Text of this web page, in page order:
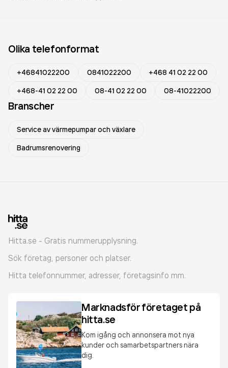
Olika telefonformat
+46841022200 0841022200
+468 41 02 22 00
+468-41 02 22 00
08-41 02 22 00 08-41022200
Branscher
Service av värmepumpar och växlare
Badrumsrenovering
Hitta.se - Gratis nummerupplysning.
Sök företag, personer och platser.
Hitta telefonnummer, adresser, företagsinfo mm.
Marknadsför företaget på
hitta.se
Kom igång och annonsera mot nya
kunder och samarbetspartners nära
dig.